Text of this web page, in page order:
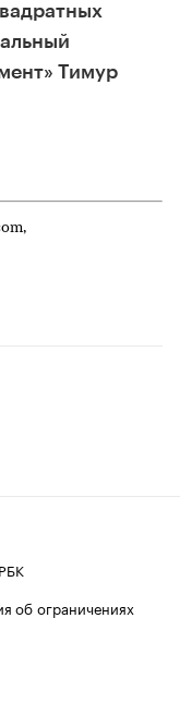
Тимур
об ограничениях